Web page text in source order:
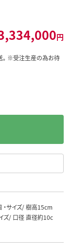
円
。 ※受注生産の為お待
・サイズ/ 樹高15cm
ズ/ 口径 直径約10c